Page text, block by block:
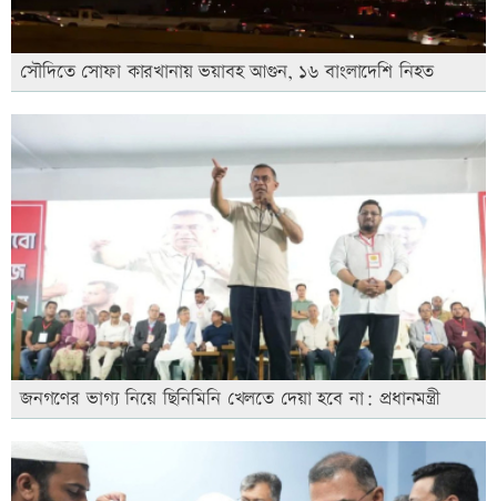
সৌদিতে সোফা কারখানায় ভয়াবহ আগুন, ১৬ বাংলাদেশি নিহত
জনগণের ভাগ্য নিয়ে ছিনিমিনি খেলতে দেয়া হবে না: প্রধানমন্ত্রী